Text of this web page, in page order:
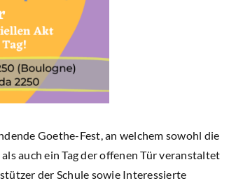
Goethe-Fest, an welchem sowohl die
auch ein Tag der offenen Tür veranstaltet
der Schule sowie Interessierte